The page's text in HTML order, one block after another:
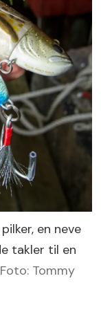
en neve
takler til en
Foto: Tommy